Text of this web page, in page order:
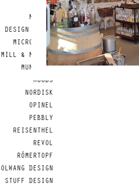
LODGE
MAILEG
DESIGN WORKS
MICROPLANE
MILL & MORTAR
MUNKHOLM
MUUBS
NORDISK
OPINEL
PEBBLY
REISENTHEL
REVOL
RÖMERTOPF
DESIGN
STUFF DESIGN